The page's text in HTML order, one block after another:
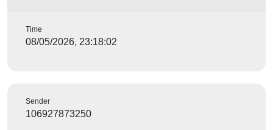
Time
08/05/2026, 23:18:02
Sender
106927873250